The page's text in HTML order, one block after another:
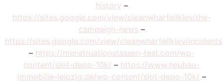
history –
https://sites.google.com/view/cleanwharfeilkley/the-
campaign-news –
https://sites.google.com/view/cleanwharfeilkley/incidents
– https://menstruationstassen-test.com/wp-
content/slot-depo-10k/ – https://www.neubau-
immobilie-leipzig.de/wp-content/slot-depo-10k/ –